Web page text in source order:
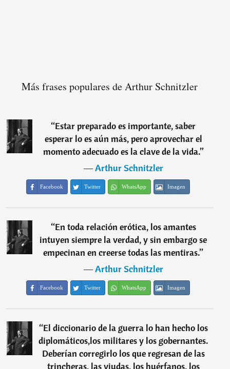
Más frases populares de Arthur Schnitzler
“Estar preparado es importante, saber
esperar lo es aún más, pero aprovechar el
momento adecuado es la clave de la vida.”
―Arthur Schnitzler
Facebook Twitter WhatsApp Imagen
“En toda relación erótica, los amantes
intuyen siempre la verdad, y sin embargo se
empecinan en creerse todas las mentiras.”
―Arthur Schnitzler
Facebook Twitter WhatsApp Imagen
“El diccionario de la guerra lo han hecho los
diplomáticos,los militares y los gobernantes.
Deberían corregirlo los que regresan de las
trincheras, las viudas, los huérfanos, los